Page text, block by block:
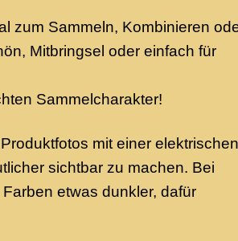
zum Sammeln, Kombinieren
Mitbringsel oder einfach für
Sammelcharakter!
mit einer elektrischen
sichtbar zu machen. Bei
etwas dunkler, dafür